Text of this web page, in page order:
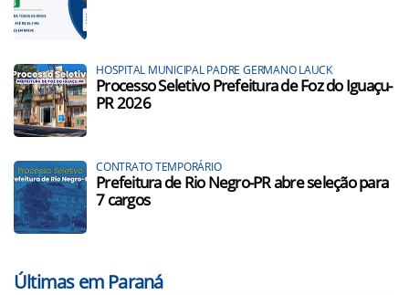
HOSPITAL MUNICIPAL PADRE GERMANO LAUCK
Processo Seletivo Prefeitura de Foz do Iguaçu-
PR 2026
CONTRATO TEMPORÁRIO
Prefeitura de Rio Negro-PR abre seleção para
7 cargos
Últimas em Paraná